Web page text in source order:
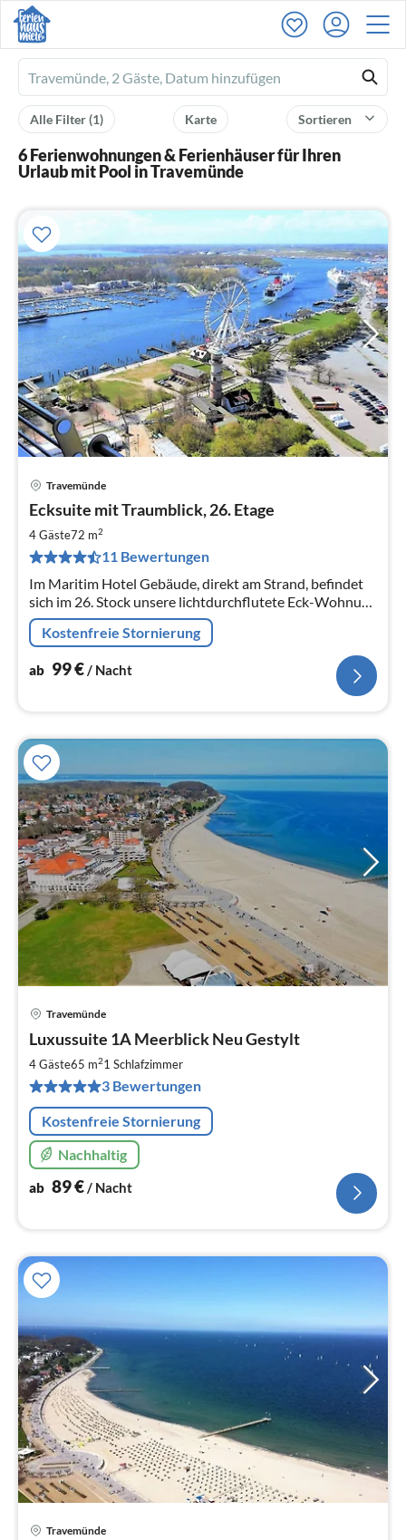
Ferienhausmiete
logo
Sortieren
Karte
Alle Filter(1)
6 Ferienwohnungen & Ferienhäuser für Ihren
Urlaub mit Pool in Travemünde
Travemünde
Ecksuite mit Traumblick, 26. Etage
4 Gäste72 m2
11 Bewertungen
Im Maritim Hotel Gebäude, direkt am Strand, befindet
sich im 26. Stock unsere lichtdurchflutete Eck-Wohnung
. Sie bietet einen tollen Panoramablick zur See, Trave
und nach Lübeck.
Kostenfreie Stornierung
ab 99€/ Nacht
Travemünde
Luxussuite 1A Meerblick Neu Gestylt
4 Gäste65 m21 Schlafzimmer
3 Bewertungen
Kostenfreie Stornierung
Nachhaltig
ab 89€/ Nacht
Travemünde